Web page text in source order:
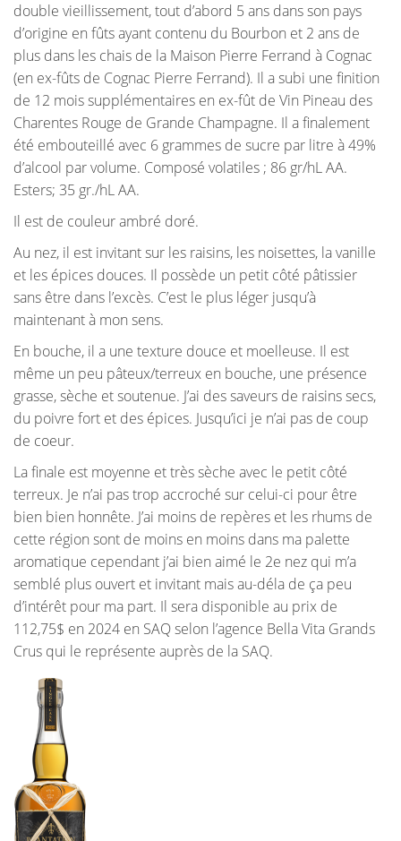
double vieillissement, tout d’abord 5 ans dans son pays
d’origine en fûts ayant contenu du Bourbon et 2 ans de
plus dans les chais de la Maison Pierre Ferrand à Cognac
(en ex-fûts de Cognac Pierre Ferrand). Il a subi une finition
de 12 mois supplémentaires en ex-fût de Vin Pineau des
Charentes Rouge de Grande Champagne. Il a finalement
été embouteillé avec 6 grammes de sucre par litre à 49%
d’alcool par volume. Composé volatiles ; 86 gr/hL AA.
Esters; 35 gr./hL AA.
Il est de couleur ambré doré.
Au nez, il est invitant sur les raisins, les noisettes, la vanille
et les épices douces. Il possède un petit côté pâtissier
sans être dans l’excès. C’est le plus léger jusqu’à
maintenant à mon sens.
En bouche, il a une texture douce et moelleuse. Il est
même un peu pâteux/terreux en bouche, une présence
grasse, sèche et soutenue. J’ai des saveurs de raisins secs,
du poivre fort et des épices. Jusqu’ici je n’ai pas de coup
de coeur.
La finale est moyenne et très sèche avec le petit côté
terreux. Je n’ai pas trop accroché sur celui-ci pour être
bien bien honnête. J’ai moins de repères et les rhums de
cette région sont de moins en moins dans ma palette
aromatique cependant j’ai bien aimé le 2e nez qui m’a
semblé plus ouvert et invitant mais au-déla de ça peu
d’intérêt pour ma part. Il sera disponible au prix de
112,75$ en 2024 en SAQ selon l’agence Bella Vita Grands
Crus qui le représente auprès de la SAQ.